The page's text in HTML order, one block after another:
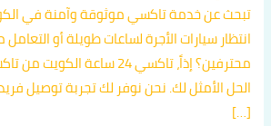
تبحث عن خدمة تاكسي موثوقة وآمنة في
انتظار سيارات الأجرة لساعات طويلة أو
محترفين؟ إذاً، تاكسي 24 ساعة
الحل الأمثل لك. نحن نوفر لك تجربة توصيل
[…]